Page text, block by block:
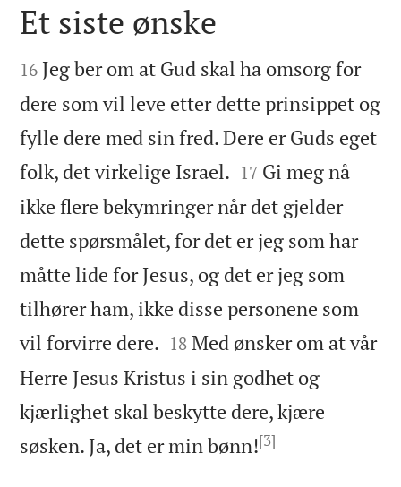

Et siste ønske

16 Jeg ber om at Gud skal ha omsorg for
dere som vil leve etter dette prinsippet og
fylle dere med sin fred. Dere er Guds eget
folk, det virkelige Israel. 

17 Gi meg nå
ikke flere bekymringer når det gjelder
dette spørsmålet, for det er jeg som har
måtte lide for Jesus, og det er jeg som
tilhører ham, ikke disse personene som
vil forvirre dere. 

18 Med ønsker om at vår
Herre Jesus Kristus i sin godhet og
kjærlighet skal beskytte dere, kjære
søsken. Ja, det er min bønn![3]